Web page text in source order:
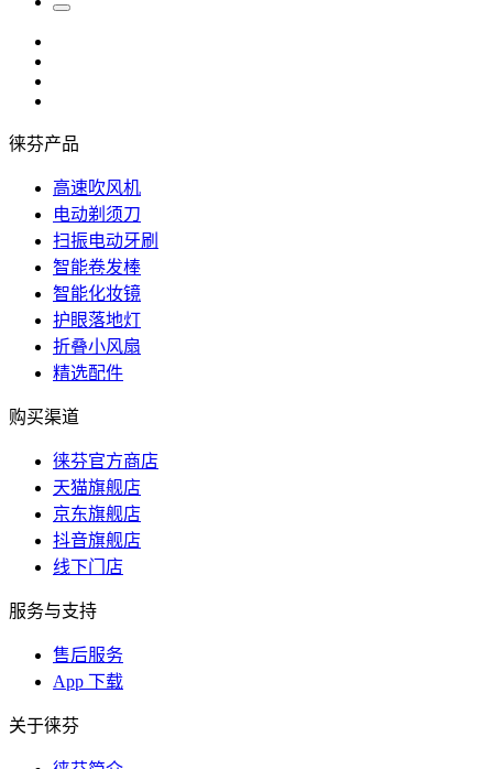
徕芬产品
高速吹风机
电动剃须刀
扫振电动牙刷
智能卷发棒
智能化妆镜
护眼落地灯
折叠小风扇
精选配件
购买渠道
徕芬官方商店
天猫旗舰店
京东旗舰店
抖音旗舰店
线下门店
服务与支持
售后服务
App 下载
关于徕芬